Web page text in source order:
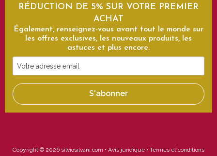
RÉDUCTION DE 5% SUR VOTRE PREMIER
ACHAT
Également, renseignez-vous avant tout le monde sur
les offres exclusives, les nouveaux produits, les
astuces et plus encore.
Votre
adresse
email
S'abonner
Copyright © 2026 silviosilvani.com • Avis juridique • Termes et conditions